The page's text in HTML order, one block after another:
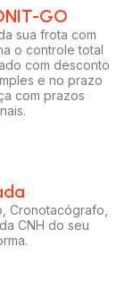
GO
sua frota com
o controle total
com desconto
e no prazo
com prazos
Cronotacógrafo,
CNH do seu